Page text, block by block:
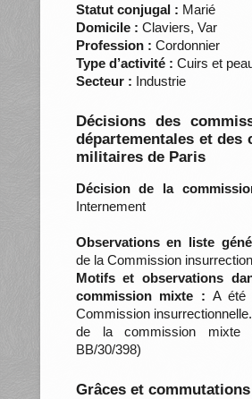
Statut conjugal : Marié
Domicile : Claviers, Var
Profession : Cordonnier
Type d’activité : Cuirs et
Secteur : Industrie
Décisions des
départementales et des
militaires de Paris
Décision de la
Internement
Observations en liste
de la Commission
Motifs et observations
commission mixte : A été
Commission
de la commission mixte
BB/30/398)
Grâces et